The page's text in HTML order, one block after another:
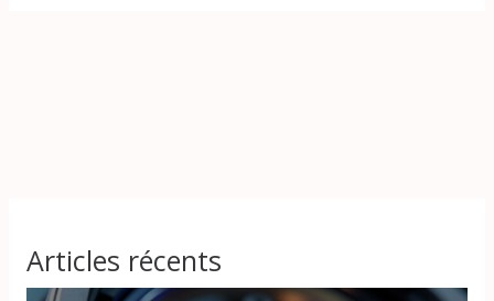
Articles récents